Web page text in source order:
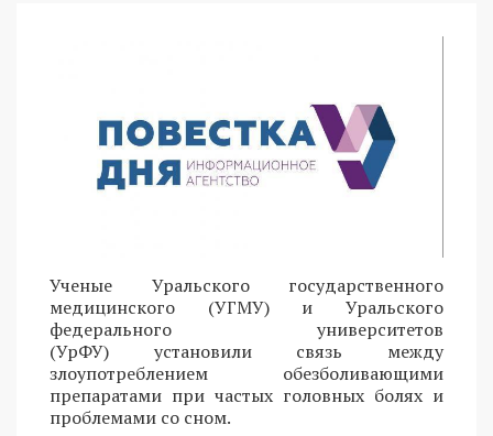
Ученые Уральского государственного
медицинского (УГМУ) и Уральского
федерального университетов
(УрФУ) установили связь между
злоупотреблением обезболивающими
препаратами при частых головных болях и
проблемами со сном.